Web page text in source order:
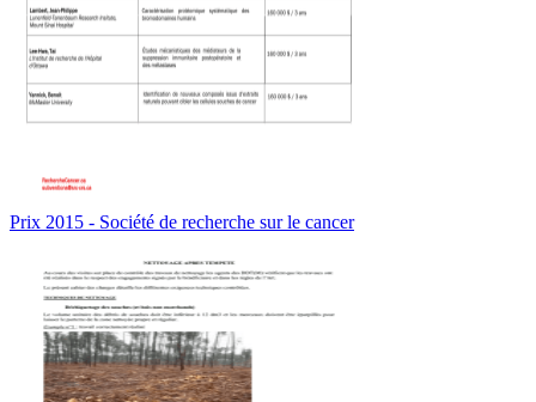
Prix 2015 - Société de recherche sur le cancer